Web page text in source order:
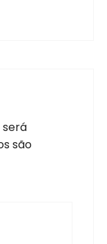
são